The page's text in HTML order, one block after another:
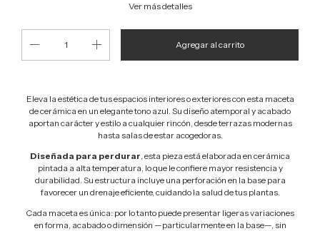
Ver más detalles
Eleva la estética de tus espacios interiores o exteriores con esta maceta
de cerámica en un elegante tono azul. Su diseño atemporal y acabado
aportan carácter y estilo a cualquier rincón, desde terrazas modernas
hasta salas de estar acogedoras.
Diseñada para perdurar, esta pieza está elaborada en cerámica
pintada a alta temperatura, lo que le confiere mayor resistencia y
durabilidad. Su estructura incluye una perforación en la base para
favorecer un drenaje eficiente, cuidando la salud de tus plantas.
Cada maceta es única: por lo tanto puede presentar ligeras variaciones
en forma, acabado o dimensión —particularmente en la base—, sin